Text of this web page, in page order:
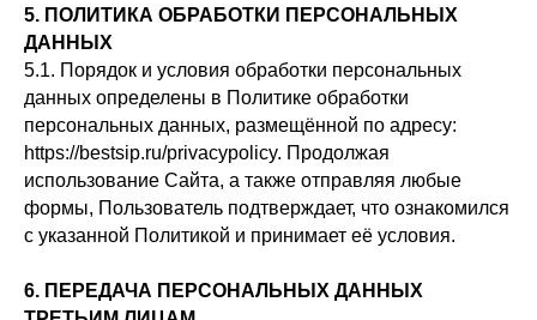
5. ПОЛИТИКА ОБРАБОТКИ ПЕРСОНАЛЬНЫХ
ДАННЫХ
5.1. Порядок и условия обработки персональных
данных определены в Политике обработки
персональных данных, размещённой по адресу:
https://bestsip.ru/privacypolicy. Продолжая
использование Сайта, а также отправляя любые
формы, Пользователь подтверждает, что ознакомился
с указанной Политикой и принимает её условия.
6. ПЕРЕДАЧА ПЕРСОНАЛЬНЫХ ДАННЫХ